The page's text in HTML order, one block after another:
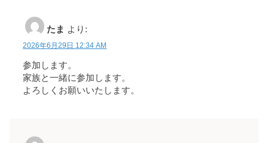
たま より:
2026年6月29日 12:34 AM
参加します。
家族と一緒に参加します。
よろしくお願いいたします。